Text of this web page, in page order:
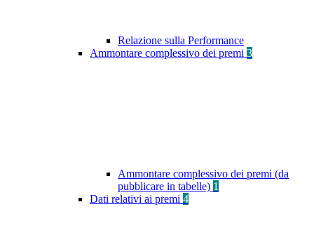
Relazione sulla Performance
Ammontare complessivo dei premi 3
Ammontare complessivo dei premi (da
pubblicare in tabelle) 1
Dati relativi ai premi 4